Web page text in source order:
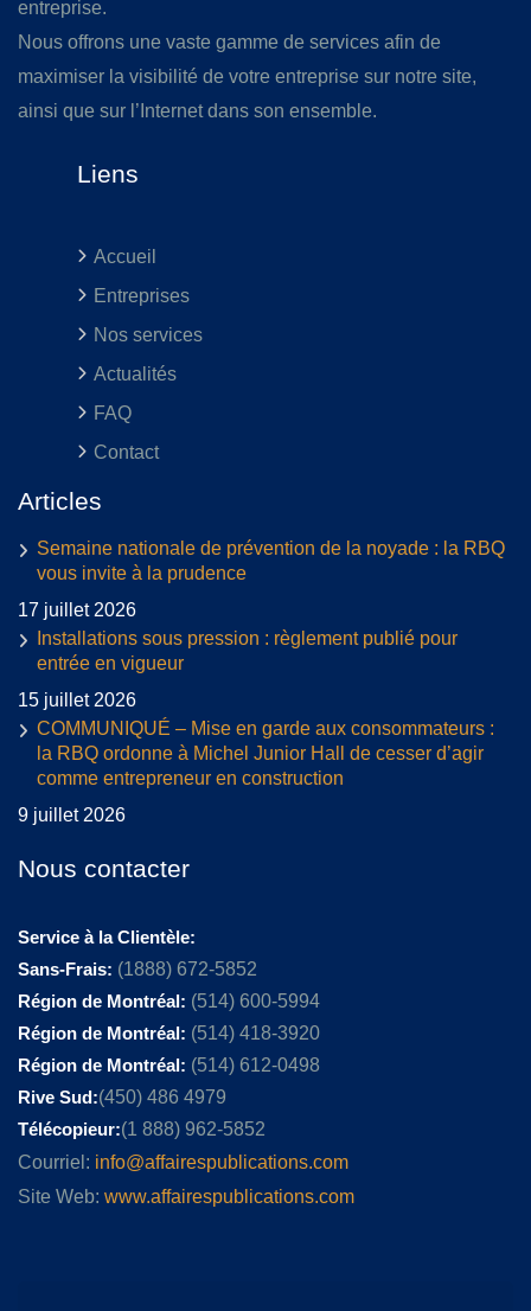
entreprise.
Nous offrons une vaste gamme de services afin de
maximiser la visibilité de votre entreprise sur notre site,
ainsi que sur l’Internet dans son ensemble.
Liens
Accueil
Entreprises
Nos services
Actualités
FAQ
Contact
Articles
Semaine nationale de prévention de la noyade : la RBQ
vous invite à la prudence
17 juillet 2026
Installations sous pression : règlement publié pour
entrée en vigueur
15 juillet 2026
COMMUNIQUÉ – Mise en garde aux consommateurs :
la RBQ ordonne à Michel Junior Hall de cesser d’agir
comme entrepreneur en construction
9 juillet 2026
Nous contacter
Service à la Clientèle:
Sans-Frais: (1888) 672-5852
Région de Montréal: (514) 600-5994
Région de Montréal: (514) 418-3920
Région de Montréal: (514) 612-0498
Rive Sud:(450) 486 4979
Télécopieur:(1 888) 962-5852
Courriel: info@affairespublications.com
Site Web: www.affairespublications.com